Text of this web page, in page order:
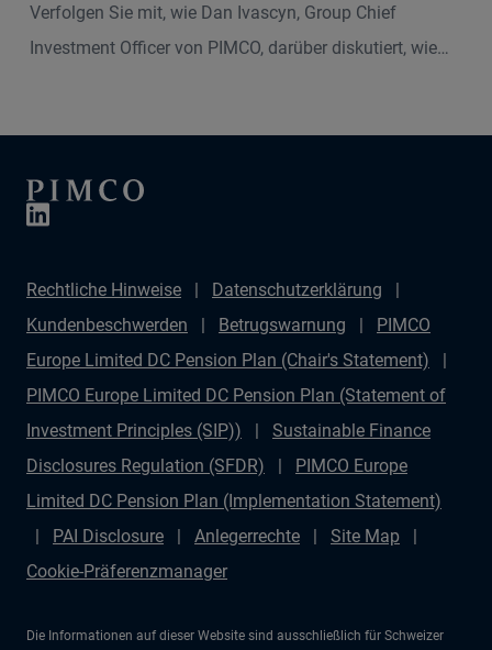
Verfolgen Sie mit, wie Dan Ivascyn, Group Chief
Investment Officer von PIMCO, darüber diskutiert, wie
attraktiven Aussichten über mehrere Jahre hinaus zu
profitieren.
Rechtliche Hinweise
Datenschutzerklärung
Kundenbeschwerden
Betrugswarnung
PIMCO
Europe Limited DC Pension Plan (Chair's Statement)
PIMCO Europe Limited DC Pension Plan (Statement of
Investment Principles (SIP))
Sustainable Finance
Disclosures Regulation (SFDR)
PIMCO Europe
Limited DC Pension Plan (Implementation Statement)
PAI Disclosure
Anlegerrechte
Site Map
Cookie-Präferenzmanager
Die Informationen auf dieser Website sind ausschließlich für Schweizer